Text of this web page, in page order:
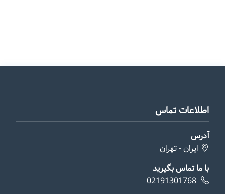
اطلاعات تماس
آدرس
ایران - تهران
با ما تماس بگیرید
02191301768